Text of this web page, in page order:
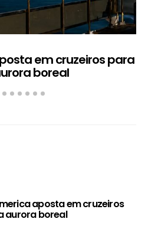
em cruzeiros para
boreal
aposta em cruzeiros
aurora boreal